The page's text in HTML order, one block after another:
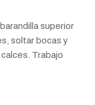
superior
soltar bocas y
Trabajo